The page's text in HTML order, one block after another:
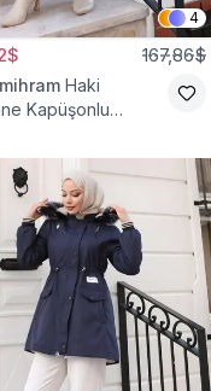
4
167,86$
Haki
Kapüşonlu